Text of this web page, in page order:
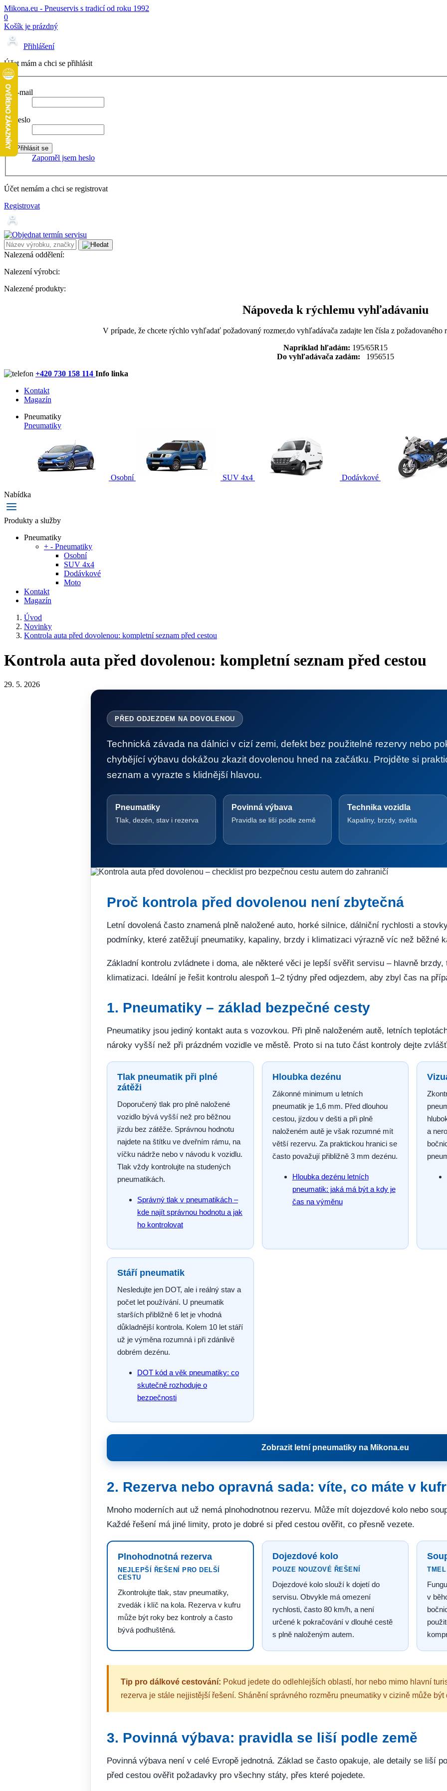
Mikona.eu - Pneuservis s tradicí od roku 1992
0
Košík je prázdný
Přihlášení
Účet mám a chci se přihlásit
E-mail
Heslo
Zapoměl jsem heslo
Účet nemám a chci se registrovat
Registrovat
Nalezená oddělení:
Nalezení výrobci:
Nalezené produkty:
Nápoveda k rýchlemu vyhľadávaniu
V prípade, že chcete rýchlo vyhľadať požadovaný rozmer,do vyhľadávača zadajte len čísla z
Napríklad hľadám: 195/65R15
Do vyhľadávača zadám: 1956515
+420 730 158 114 Info linka
Kontakt
Magazín
Pneumatiky
Pneumatiky
Osobní SUV 4x4
Dodávkové
Nabídka
Produkty a služby
Pneumatiky
+ - Pneumatiky
Osobní
SUV 4x4
Dodávkové
Moto
Kontakt
Magazín
Úvod
Novinky
Kontrola auta před dovolenou: kompletní seznam před cestou
Kontrola auta před dovolenou: kompletní seznam před cestou
29. 5. 2026
PŘED ODJEZDEM NA DOVOLENOU
Technická závada na dálnici v cizí zemi, defekt bez použitelné rezervy nebo
chybějící výbavu dokážou zkazit dovolenou hned na začátku. Projděte si
seznam a vyrazte s klidnější hlavou.
Pneumatiky
Tlak, dezén, stav i rezerva
Povinná výbava
Pravidla se liší podle země
Technika vozidla
Kapaliny, brzdy, světla
Proč kontrola před dovolenou není zbytečná
Letní dovolená často znamená plně naložené auto, horké silnice, dálniční rychlosti a
podmínky, které zatěžují pneumatiky, kapaliny, brzdy i klimatizaci výrazně víc než běžné
Základní kontrolu zvládnete i doma, ale některé věci je lepší svěřit servisu – hlavně
klimatizaci. Ideální je řešit kontrolu alespoň 1–2 týdny před odjezdem, aby zbyl čas na
1. Pneumatiky – základ bezpečné cesty
Pneumatiky jsou jediný kontakt auta s vozovkou. Při plně naloženém autě, letních
nároky vyšší než při prázdném vozidle ve městě. Proto si na tuto část kontroly dejte
Tlak pneumatik při plné
zátěži
Doporučený tlak pro plně naložené
vozidlo bývá vyšší než pro běžnou
jízdu bez zátěže. Správnou hodnotu
najdete na štítku ve dveřním rámu, na
víčku nádrže nebo v návodu k vozidlu.
Tlak vždy kontrolujte na studených
pneumatikách.
Správný tlak v pneumatikách –
kde najít správnou hodnotu a jak
ho kontrolovat
Hloubka dezénu
Zákonné minimum u letních
pneumatik je 1,6 mm. Před dlouhou
cestou, jízdou v dešti a při plně
naloženém autě je však rozumné mít
větší rezervu. Za praktickou hranici se
často považují přibližně 3 mm dezénu.
Hloubka dezénu letních
pneumatik: jaká má být a kdy je
čas na výměnu
a
Stáří pneumatik
Nesledujte jen DOT, ale i reálný stav a
počet let používání. U pneumatik
starších přibližně 6 let je vhodná
důkladnější kontrola. Kolem 10 let stáří
už je výměna rozumná i při zdánlivě
dobrém dezénu.
DOT kód a věk pneumatiky: co
skutečně rozhoduje o
bezpečnosti
Zobrazit letní pneumatiky na Mikona.eu
2. Rezerva nebo opravná sada: víte, co máte v
Mnoho moderních aut už nemá plnohodnotnou rezervu. Může mít dojezdové kolo nebo
Každé řešení má jiné limity, proto je dobré si před cestou ověřit, co přesně vezete.
Plnohodnotná rezerva
NEJLEPŠÍ ŘEŠENÍ PRO DELŠÍ
CESTU
Zkontrolujte tlak, stav pneumatiky,
zvedák i klíč na kola. Rezerva v kufru
může být roky bez kontroly a často
bývá podhuštěná.
Dojezdové kolo
POUZE NOUZOVÉ ŘEŠENÍ
Dojezdové kolo slouží k dojetí do
servisu. Obvykle má omezení
rychlosti, často 80 km/h, a není
určené k pokračování v dlouhé cestě
s plně naloženým autem.
v
Tip pro dálkové cestování: Pokud jedete do odlehlejších oblastí, hor nebo mimo hlavní
rezerva je stále nejjistější řešení. Shánění správného rozměru pneumatiky v cizině může
3. Povinná výbava: pravidla se liší podle země
Povinná výbava není v celé Evropě jednotná. Základ se často opakuje, ale detaily se liší
před cestou ověřit požadavky pro všechny státy, přes které pojedete.